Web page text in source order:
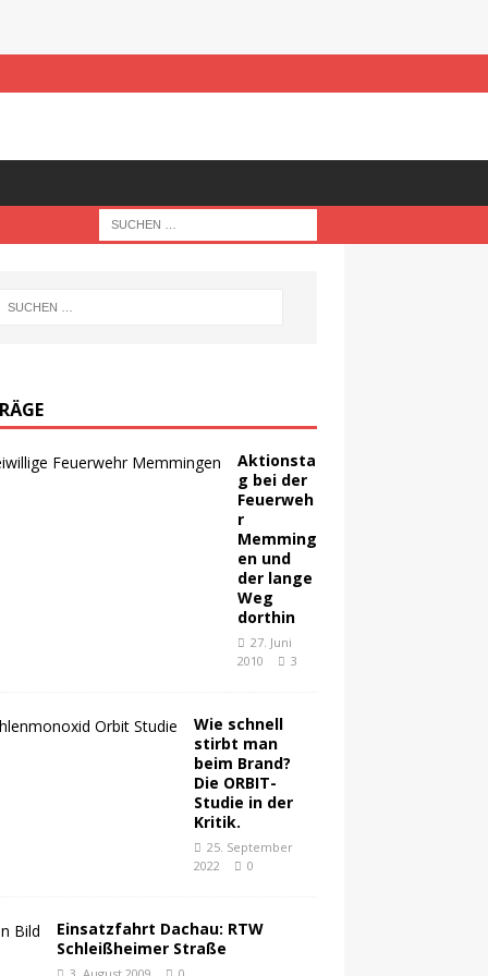
Aktionsta
g bei der
Feuerweh
r
Memming
en und
der lange
Weg
dorthin
27. Juni
2010
3
Wie schnell
stirbt man
beim Brand?
Die ORBIT-
Studie in der
Kritik.
25. September
2022
0
Einsatzfahrt Dachau: RTW
Schleißheimer Straße